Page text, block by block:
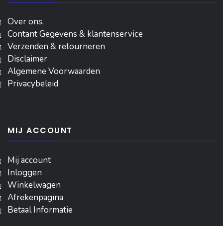
Over ons.
Contant Gegevens & klantenservice
Verzenden & retourneren
Disclaimer
Algemene Voorwaarden
Privacybeleid
MIJ ACCOUNT
Mij account
Inloggen
‎Winkelwagen
Afrekenpagina
Betaal Informatie